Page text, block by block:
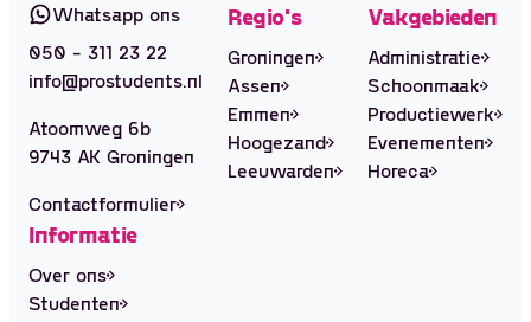
Whatsapp ons
050 - 311 23 22
info@prostudents.nl
Atoomweg 6b
9743 AK Groningen
Contactformulier
Regio's
Groningen
Assen
Emmen
Hoogezand
Leeuwarden
Vakgebieden
Administratie
Schoonmaak
Productiewerk
Evenementen
Horeca
Informatie
Over ons
Studenten